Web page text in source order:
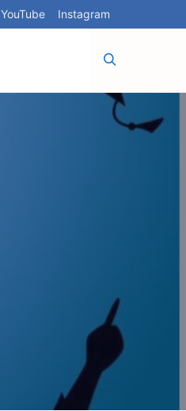
YouTube Instagram